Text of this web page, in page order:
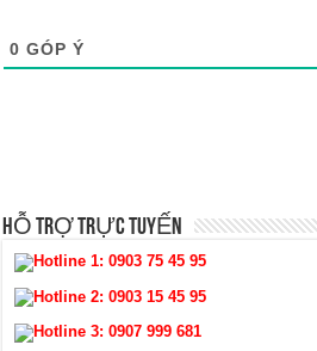
0 GÓP Ý
HỖ TRỢ TRỰC TUYẾN
Hotline 1:0903 75 45 95
Hotline 2:0903 15 45 95
Hotline 3:0907 999 681